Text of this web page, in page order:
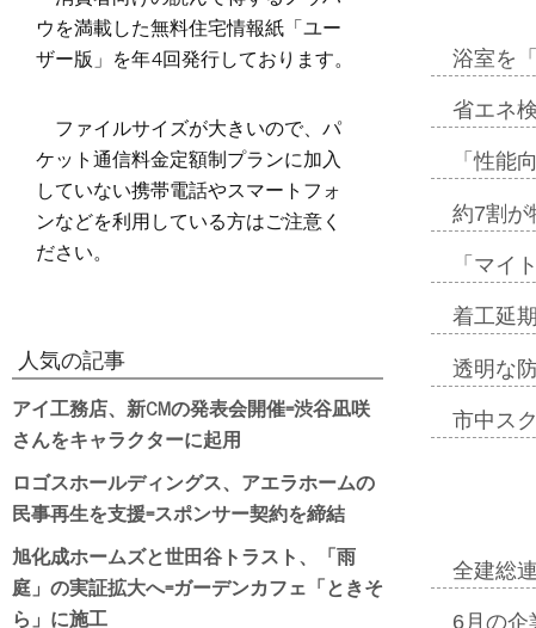
浴室を
省エネ
「性能
約7割が
「マイ
着工延
透明な
市中ス
全建総
6月の
ウを満載した無料住宅情報紙「ユー
ザー版」を年4回発行しております。
ファイルサイズが大きいので、パ
ケット通信料金定額制プランに加入
していない携帯電話やスマートフォ
ンなどを利用している方はご注意く
ださい。
人気の記事
アイ工務店、新CMの発表会開催=渋谷凪咲
さんをキャラクターに起用
ロゴスホールディングス、アエラホームの
民事再生を支援=スポンサー契約を締結
旭化成ホームズと世田谷トラスト、「雨
庭」の実証拡大へ=ガーデンカフェ「ときそ
ら」に施工